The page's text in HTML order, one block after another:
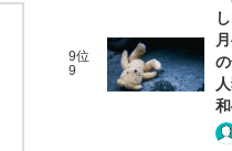
9位
9